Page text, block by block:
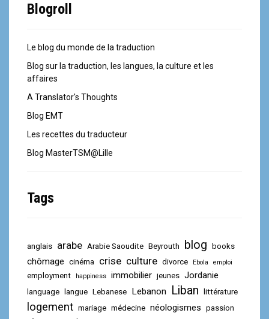
Blogroll
Le blog du monde de la traduction
Blog sur la traduction, les langues, la culture et les
affaires
A Translator's Thoughts
Blog EMT
Les recettes du traducteur
Blog MasterTSM@Lille
Tags
anglais arabe Arabie Saoudite Beyrouth blog books
chômage cinéma crise culture divorce Ebola emploi
employment happiness immobilier jeunes Jordanie
language langue Lebanese Lebanon Liban littérature
logement mariage médecine néologismes passion